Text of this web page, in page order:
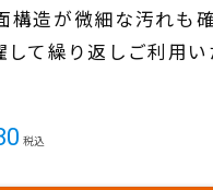
構造が微細な汚れも
して繰り返しご利用い
税込